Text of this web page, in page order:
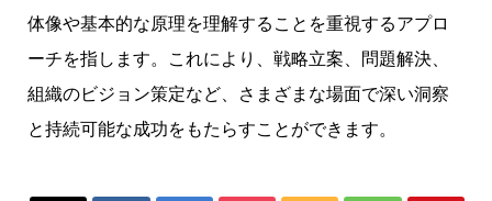
体像や基本的な原理を理解することを重視するアプロ
ーチを指します。これにより、戦略立案、問題解決、
組織のビジョン策定など、さまざまな場面で深い洞察
と持続可能な成功をもたらすことができます。